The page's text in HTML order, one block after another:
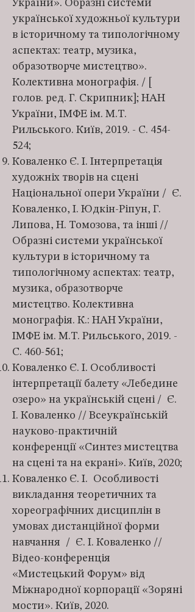
України». Образні системи
української художньої культури
в історичному та типологічному
аспектах: театр, музика,
образотворче мистецтво».
Колективна монографія. / [
голов. ред. Г. Скрипник]; НАН
України, ІМФЕ ім. М.Т.
Рильського. Київ, 2019. - С. 454-
524;
Коваленко Є. І. Інтерпретація
художніх творів на сцені
Національної опери України / Є.
Коваленко, І. Юдкін-Ріпун, Г.
Липова, Н. Томозова, та інші //
Образні системи української
культури в історичному та
типологічному аспектах: театр,
музика, образотворче
мистецтво. Колективна
монографія. К.: НАН України,
ІМФЕ ім. М.Т. Рильського, 2019. -
С. 460-561;
Коваленко Є. І. Особливості
інтерпретації балету «Лебедине
озеро» на українській сцені / Є.
І. Коваленко // Всеукраїнській
науково-практичній
конференції «Синтез мистецтва
на сцені та на екрані». Київ, 2020;
Коваленко Є. І. Особливості
викладання теоретичних та
хореографічних дисциплін в
умовах дистанційної форми
навчання / Є. І. Коваленко //
Відео-конференція
«Мистецький Форум» від
Міжнародної корпорації «Зоряні
мости». Київ, 2020.